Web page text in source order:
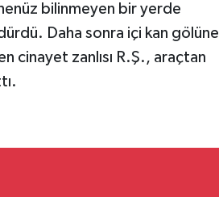
bilinmeyen bir yerde
Daha sonra içi kan gölüne
cinayet zanlısı R.Ş., araçtan